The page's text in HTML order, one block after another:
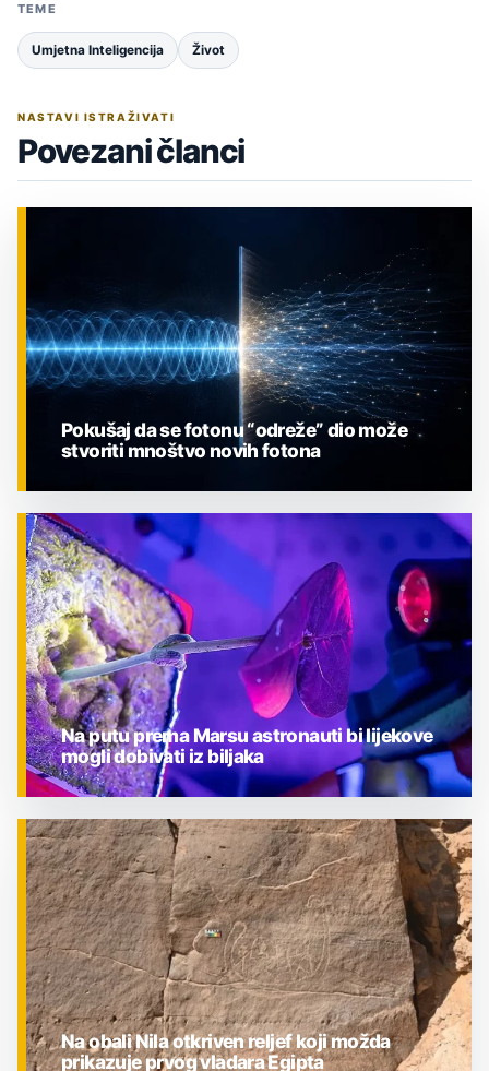
TEME
Umjetna Inteligencija Život
NASTAVI ISTRAŽIVATI
Povezani članci
ZNANOST
Pokušaj da se fotonu “odreže” dio može
stvoriti mnoštvo novih fotona
ZNANOST
Na putu prema Marsu astronauti bi lijekove
mogli dobivati iz biljaka
Na obali Nila otkriven reljef koji možda
prikazuje prvog vladara Egipta